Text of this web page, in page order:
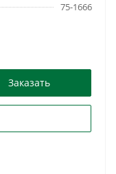
75-1666
Заказать